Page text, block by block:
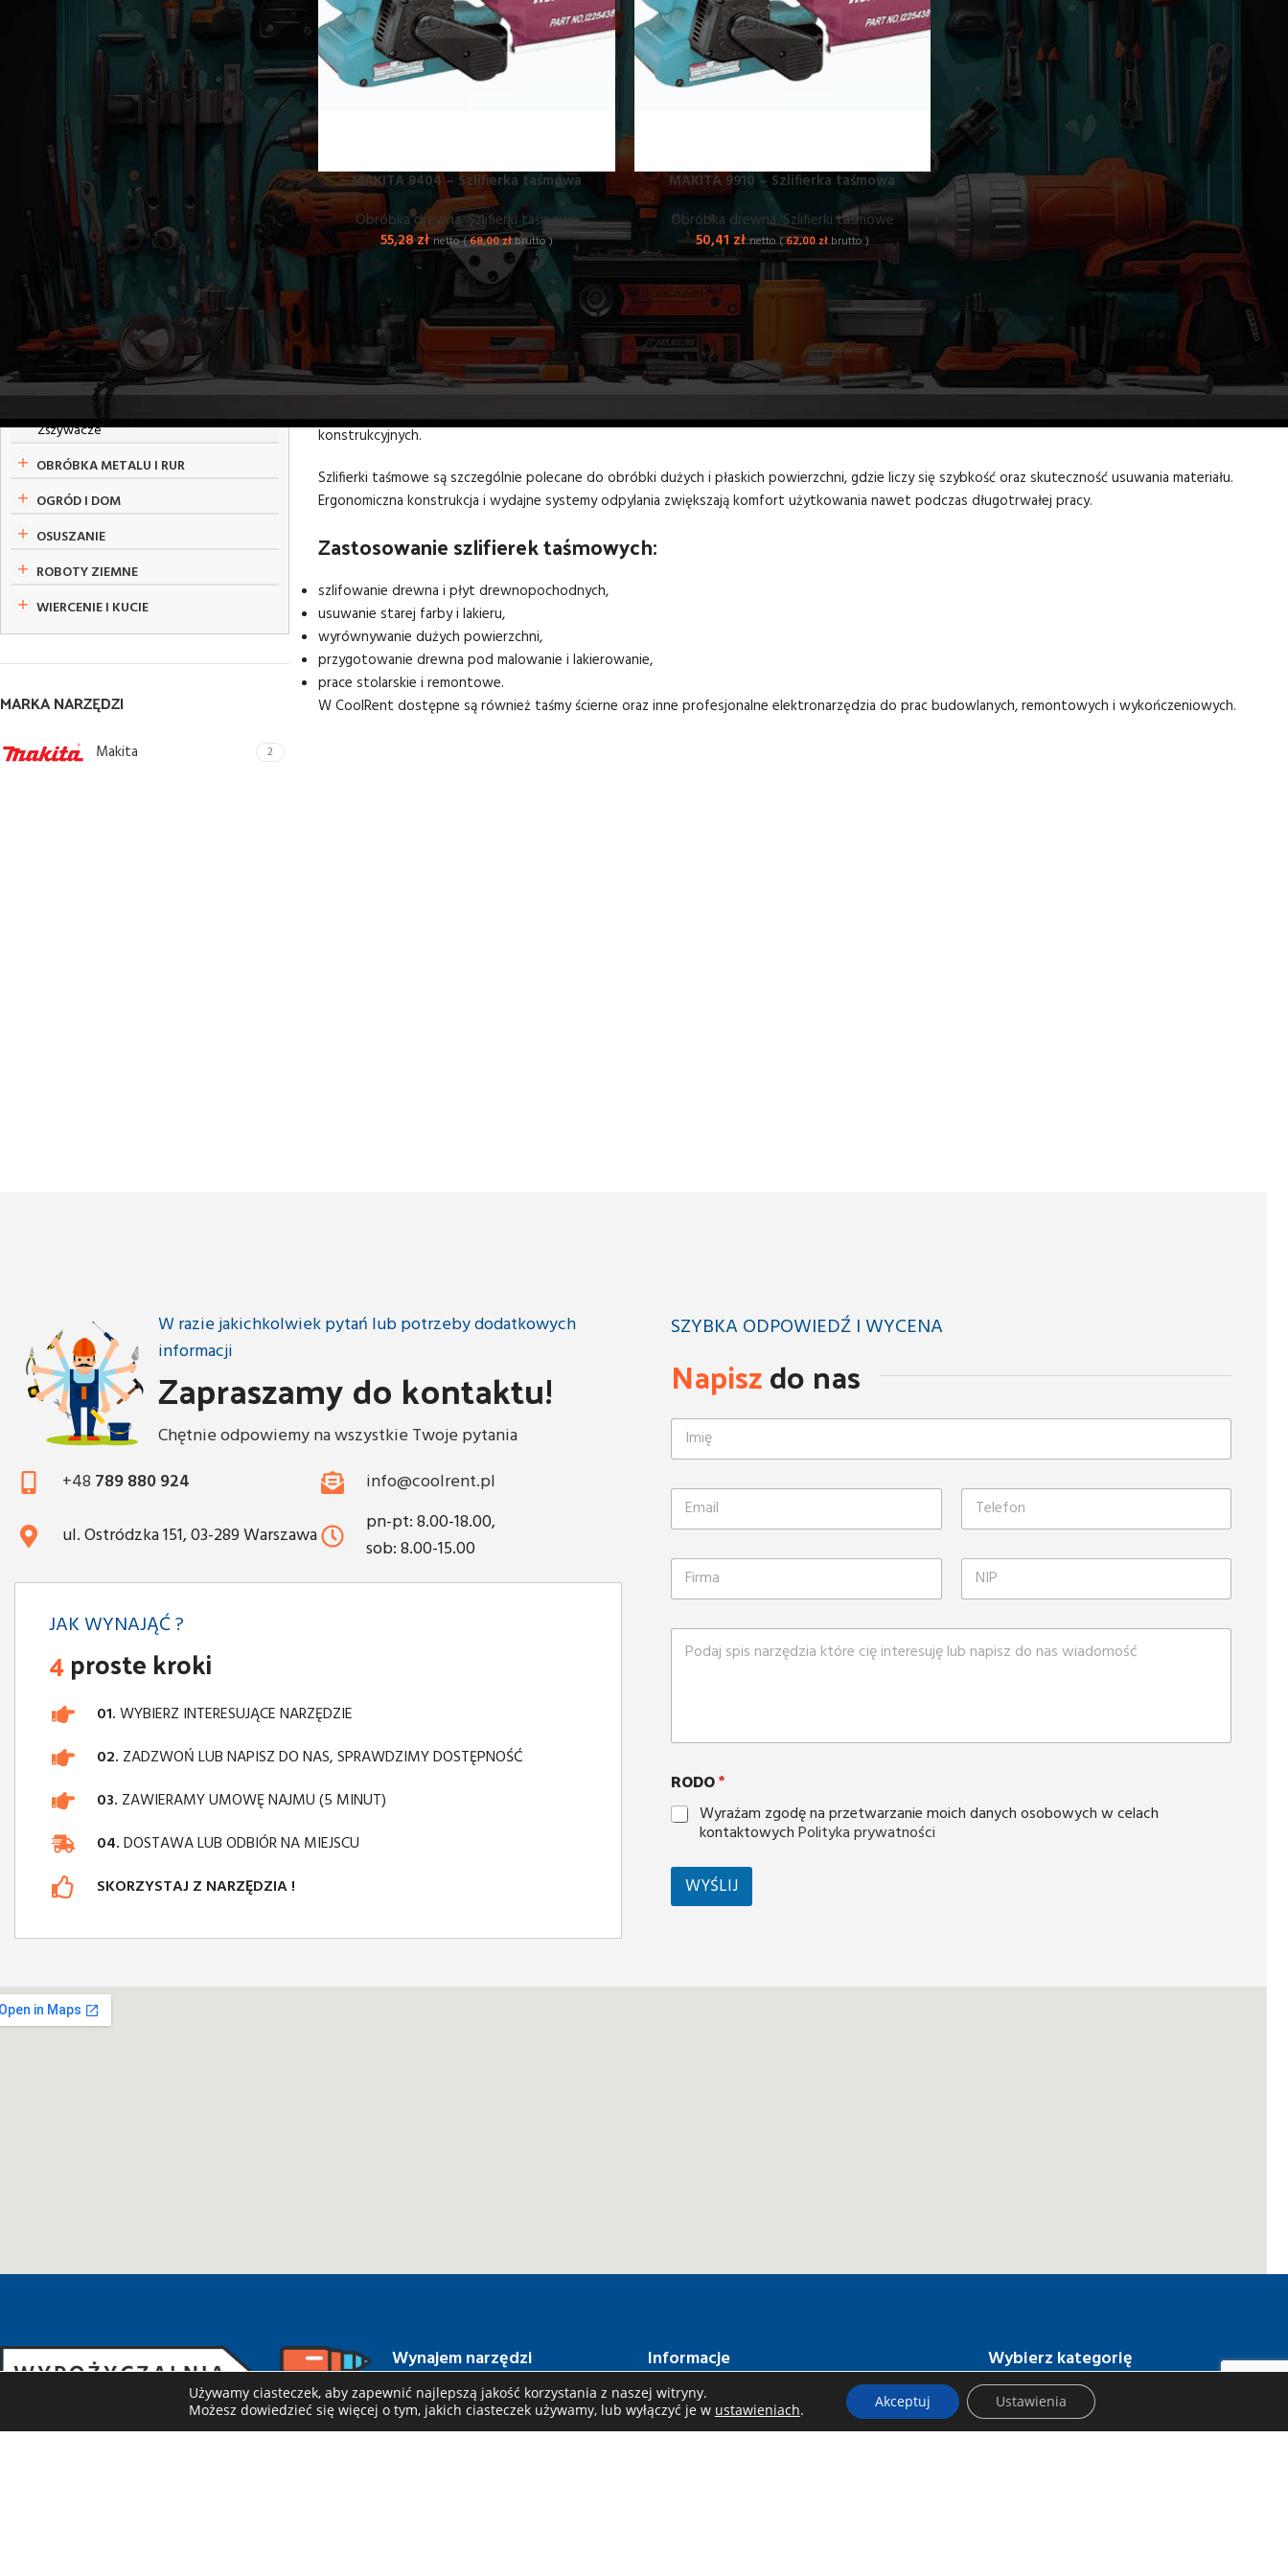
NARZĘDZIA POMIAROWE
OBRÓBKA BETONU, GŁADZI, GLAZURY
OBRÓBKA DREWNA
Cykliniarki do parkietu
Frezarki
Gwoździarki
Pilarki tarczowe
Piły posuwowe
Piły łańcuchowe
Spalinowe piły łańcuchowe
Strugi
Szlifierki mimośrodowe
Szlifierki oscylacyjne
Szlifierki taśmowe
Wyrzynarki
Zszywacze
OBRÓBKA METALU I RUR
OGRÓD I DOM
OSUSZANIE
ROBOTY ZIEMNE
WIERCENIE I KUCIE
MARKA NARZĘDZI
Makita 2
MAKITA 9404 – Szlifierka taśmowa
Obróbka drewna,Szlifierki taśmowe
55,28zł netto (68,00złbrutto )
MAKITA 9910 – Szlifierka taśmowa
Obróbka drewna,Szlifierki taśmowe
50,41 zł netto (62,00złbrutto )
Szlifierki taśmowe
Szlifierki taśmowe to wydajne elektronarzędzia przeznaczone do intensywnego szlifowania dużych powierzchni drewnianych oraz usuwania starych
powłok lakierniczych. Dzięki zastosowaniu ruchomej taśmy ściernej urządzenia zapewniają szybkie zbieranie materiału i wysoką efektywność pracy.
W kategorii szlifierek taśmowych w CoolRent dostępne są profesjonalne urządzenia przeznaczone do prac remontowych, stolarskich oraz
wykończeniowych. Sprzęt doskonale sprawdza się podczas szlifowania drewna, drzwi, blatów, belek, płyt drewnopochodnych czy elementów
konstrukcyjnych.
Szlifierki taśmowe są szczególnie polecane do obróbki dużych i płaskich powierzchni, gdzie liczy się szybkość oraz skuteczność usuwania materiału.
Ergonomiczna konstrukcja i wydajne systemy odpylania zwiększają komfort użytkowania nawet podczas długotrwałej pracy.
Zastosowanie szlifierek taśmowych:
szlifowanie drewna i płyt drewnopochodnych,
usuwanie starej farby i lakieru,
wyrównywanie dużych powierzchni,
przygotowanie drewna pod malowanie i lakierowanie,
prace stolarskie i remontowe.
W CoolRent dostępne są również taśmy ścierne oraz inne profesjonalne elektronarzędzia do prac budowlanych, remontowych i wykończeniowych.
W razie jakichkolwiek pytań lub potrzeby dodatkowych
informacji
Zapraszamy do kontaktu!
Chętnie odpowiemy na wszystkie Twoje pytania
+48 789 880 924
info@coolrent.pl
ul. Ostródzka 151, 03-289 Warszawa
pn-pt: 8.00-18.00,
sob: 8.00-15.00
JAK WYNAJĄĆ ?
4proste kroki
01.WYBIERZ INTERESUJĄCE NARZĘDZIE
02. ZADZWOŃ LUB NAPISZ DO NAS, SPRAWDZIMY DOSTĘPNOŚĆ
03. ZAWIERAMY UMOWĘ NAJMU (5 MINUT)
04.DOSTAWA LUB ODBIÓR NA MIEJSCU
SKORZYSTAJ Z NARZĘDZIA !
SZYBKA ODPOWIEDŹ I WYCENA
Napiszdo nas
RODO*
Wyrażam zgodę na przetwarzanie moich danych osobowych w celach
kontaktowychPolityka prywatności
WYŚLIJ
Wynajem narzędzi
Katalog
Rabaty i akcje
Informacje
Regulamin
Polityka prywatności
Wybierz kategorię
Obróbka drewna
Obróbka betonu, gładzi, glazury
Używamy ciasteczek, aby zapewnić najlepszą jakość korzystania z naszej witryny.
Możesz dowiedzieć się więcej o tym, jakich ciasteczek używamy, lub wyłączyć je w ustawieniach. Akceptuj Ustawienia